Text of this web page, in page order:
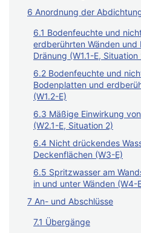
6 Anordnung der
6.1 Bodenfeuchte und
erdberührten Wänden und
Dränung (W1.1-E, Situation
6.2 Bodenfeuchte und
Bodenplatten und
(W1.2-E)
6.3 Mäßige Einwirkung
(W2.1-E, Situation 2)
6.4 Nicht drückendes
Deckenflächen (W3-E)
6.5 Spritzwasser am
in und unter Wänden (W4-
7 An- und Abschlüsse
7.1 Übergänge